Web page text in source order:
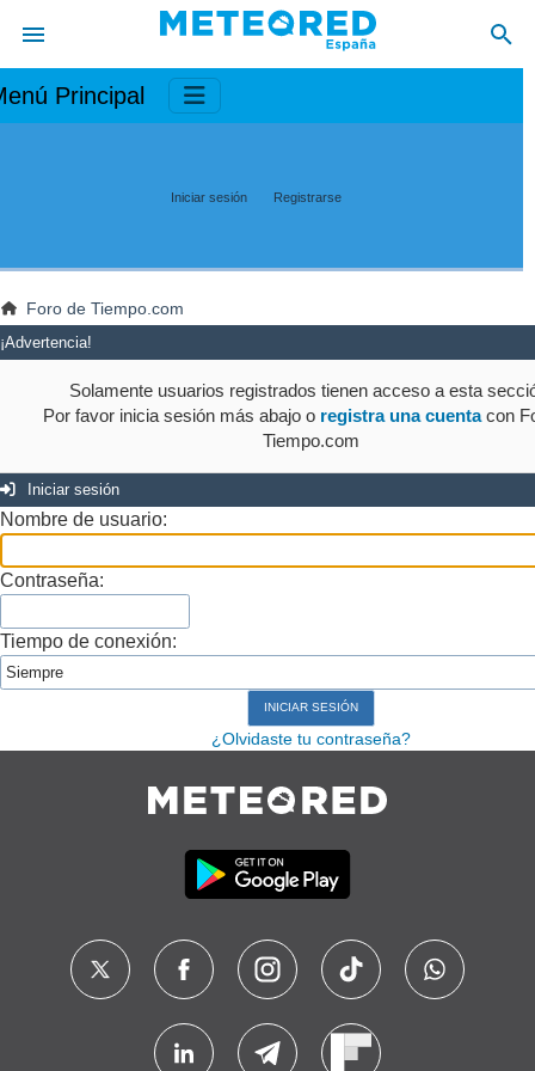
Principal
Iniciar sesión Registrarse
Foro de Tiempo.com
¡Advertencia!
Solamente usuarios registrados tienen acceso a esta
Por favor inicia sesión más abajo o registra una cuentacon
Tiempo.com
Iniciar sesión
Nombre de usuario:
Contraseña:
Tiempo de conexión:
¿Olvidaste tu contraseña?